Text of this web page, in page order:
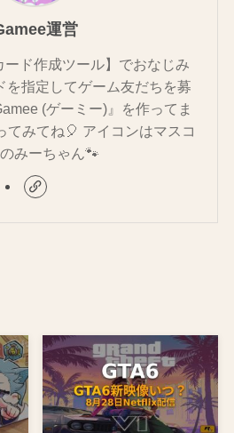
運営
ード作成ツール】でおなじみ
を指定してゲーム友だちを募
(ゲーミー)』を作ってま
てみてね🎈 アイコンはマスコ
みーちゃん🐾